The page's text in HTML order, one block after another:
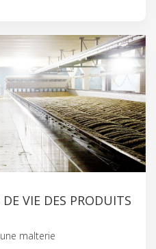
VIE DES PRODUITS
malterie